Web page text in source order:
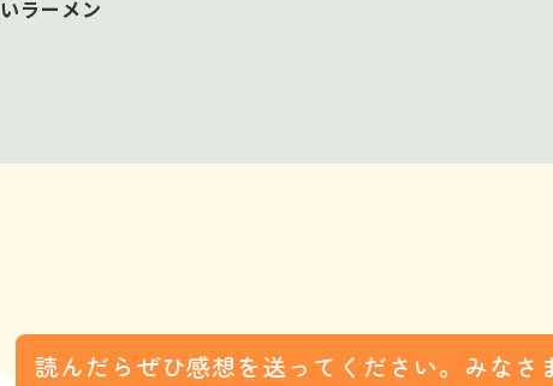
いラーメン
読んだらぜひ感想を送ってください。みなさ